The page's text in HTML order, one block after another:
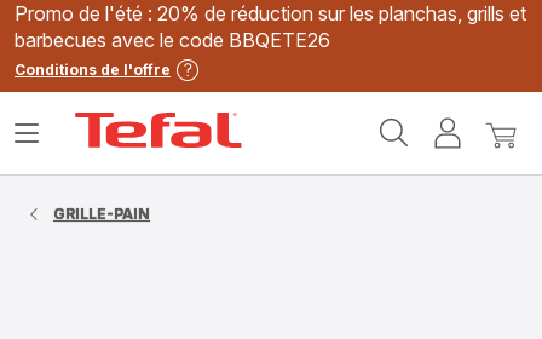
Promo de l'été : 20% de réduction sur les planchas, grills et
barbecues avec le code BBQETE26
Conditions de l'offre
MonMon
Ouvrir
GRILLE-PAIN